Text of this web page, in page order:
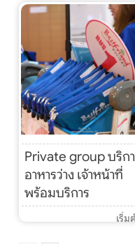
Private group บริก
อาหารว่าง เจ้าหน้าที่
พร้อมบริการ
เริ่ม